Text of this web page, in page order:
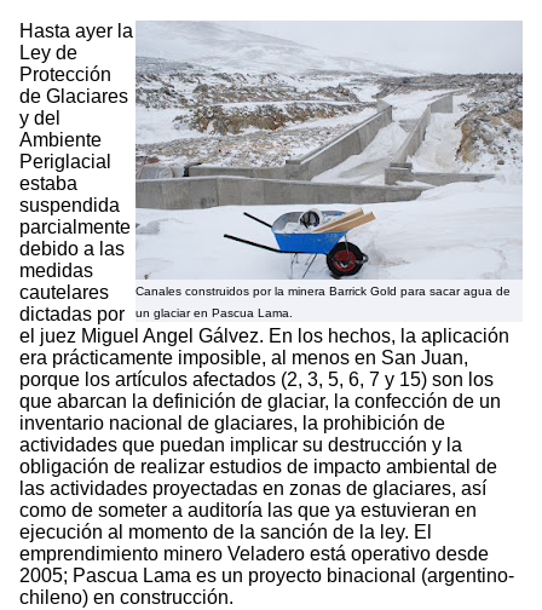
Canales construidos por la minera Barrick Gold para sacar agua de
un glaciar en Pascua Lama.
Hasta ayer la
Ley de
Protección
de Glaciares
y del
Ambiente
Periglacial
estaba
suspendida
parcialmente
debido a las
medidas
cautelares
dictadas por
el juez Miguel Angel Gálvez. En los hechos, la aplicación
era prácticamente imposible, al menos en San Juan,
porque los artículos afectados (2, 3, 5, 6, 7 y 15) son los
que abarcan la definición de glaciar, la confección de un
inventario nacional de glaciares, la prohibición de
actividades que puedan implicar su destrucción y la
obligación de realizar estudios de impacto ambiental de
las actividades proyectadas en zonas de glaciares, así
como de someter a auditoría las que ya estuvieran en
ejecución al momento de la sanción de la ley. El
emprendimiento minero Veladero está operativo desde
2005; Pascua Lama es un proyecto binacional (argentino-
chileno) en construcción.